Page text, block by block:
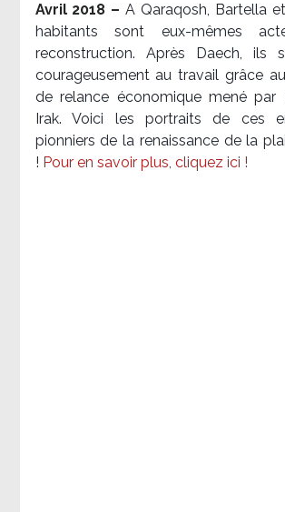
Avril 2018 –A Qaraqosh, Bartella
habitants sont eux-mêmes
reconstruction. Après Daech, ils
courageusement au travail grâce
de relance économique mené par
Irak. Voici les portraits de ces
pionniers de la renaissance de la
! Pour en savoir plus, cliquez ici !